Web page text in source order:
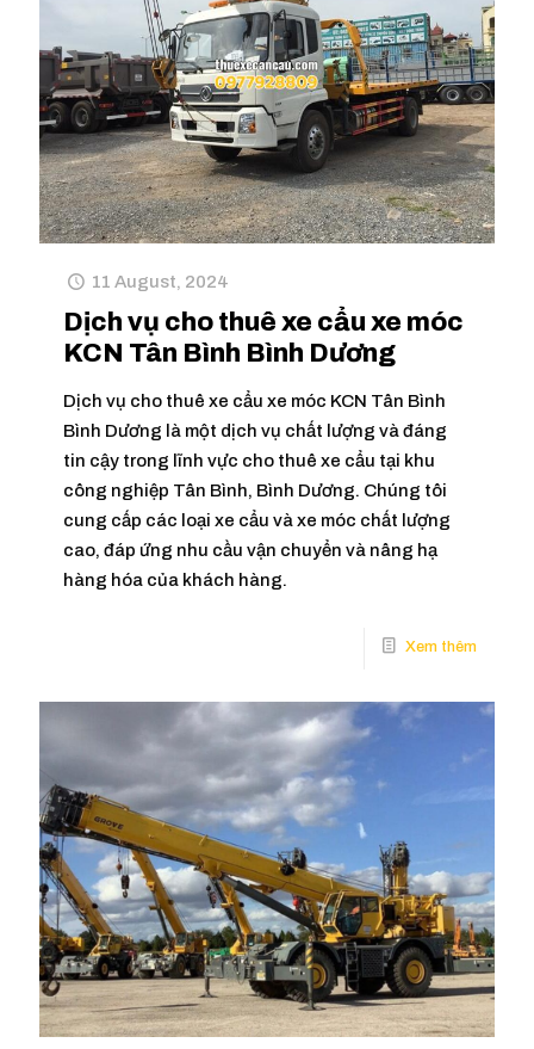
11 August, 2024
Dịch vụ cho thuê xe cẩu xe móc
KCN Tân Bình Bình Dương
Dịch vụ cho thuê xe cẩu xe móc KCN Tân Bình
Bình Dương là một dịch vụ chất lượng và đáng
tin cậy trong lĩnh vực cho thuê xe cẩu tại khu
công nghiệp Tân Bình, Bình Dương. Chúng tôi
cung cấp các loại xe cẩu và xe móc chất lượng
cao, đáp ứng nhu cầu vận chuyển và nâng hạ
hàng hóa của khách hàng.